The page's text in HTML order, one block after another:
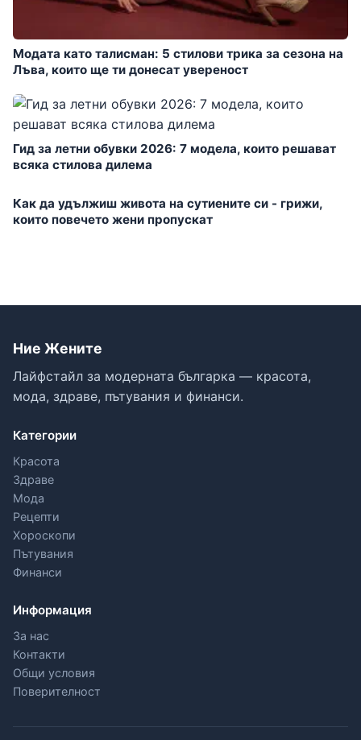
Модата като талисман: 5 стилови трика за сезона на
Лъва, които ще ти донесат увереност
Гид за летни обувки 2026: 7 модела, които решават
всяка стилова дилема
Как да удължиш живота на сутиените си - грижи,
които повечето жени пропускат
Ние Жените
Лайфстайл за модерната българка — красота,
мода, здраве, пътувания и финанси.
Категории
Красота
Здраве
Мода
Рецепти
Хороскопи
Пътувания
Финанси
Информация
За нас
Контакти
Общи условия
Поверителност